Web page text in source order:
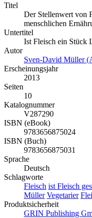
Titel
Der Stellenwert von
menschlichen
Untertitel
Ist Fleisch ein Stück
Autor
Sven-David Müller
Erscheinungsjahr
2013
Seiten
10
Katalognummer
V287290
ISBN (eBook)
9783656875024
ISBN (Buch)
9783656875031
Sprache
Deutsch
Schlagworte
Fleisch ist Fleisch
Müller Vegetarier
Produktsicherheit
GRIN Publishing